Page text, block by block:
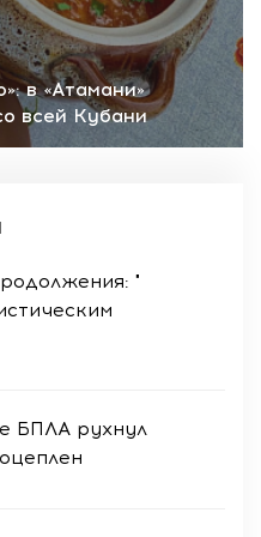
в «Атамани»
всей Кубани
"
БПЛА рухнул